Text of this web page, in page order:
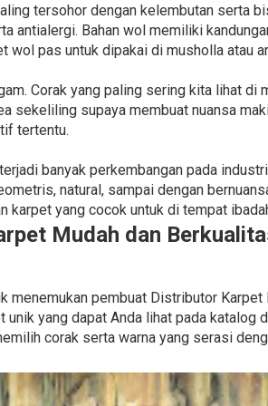
tersohor dengan kelembutan serta
antialergi. Bahan wol memiliki
wol pas untuk dipakai di musholla atau
Corak yang paling sering kita lihat di
sekeliling supaya membuat nuansa
tertentu.
banyak perkembangan pada
natural, sampai dengan
karpet yang cocok untuk di tempat
Mudah dan
menemukan pembuat Distributor
yang dapat Anda lihat pada katalog
corak serta warna yang serasi